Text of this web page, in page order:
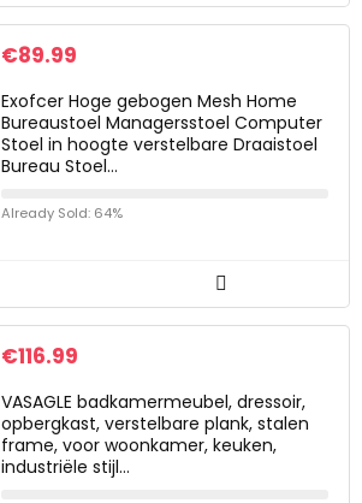
€89.99
Exofcer Hoge gebogen Mesh Home
Bureaustoel Managersstoel Computer
Stoel in hoogte verstelbare Draaistoel
Bureau Stoel…
Already Sold: 64%
€116.99
VASAGLE badkamermeubel, dressoir,
opbergkast, verstelbare plank, stalen
frame, voor woonkamer, keuken,
industriële stijl…